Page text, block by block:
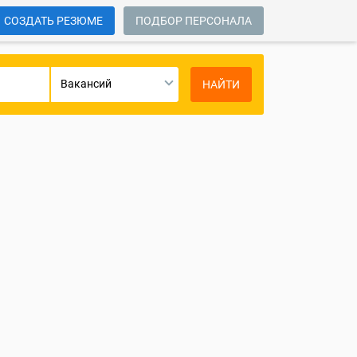
СОЗДАТЬ РЕЗЮМЕ ПОДБОР ПЕРСОНАЛА
Вакансий НАЙТИ